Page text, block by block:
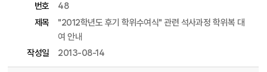
번호
48
제목
"2012학년도 후기 학위수여식" 관련 석사과정 학위복 대
여 안내
작성일
2013-08-14